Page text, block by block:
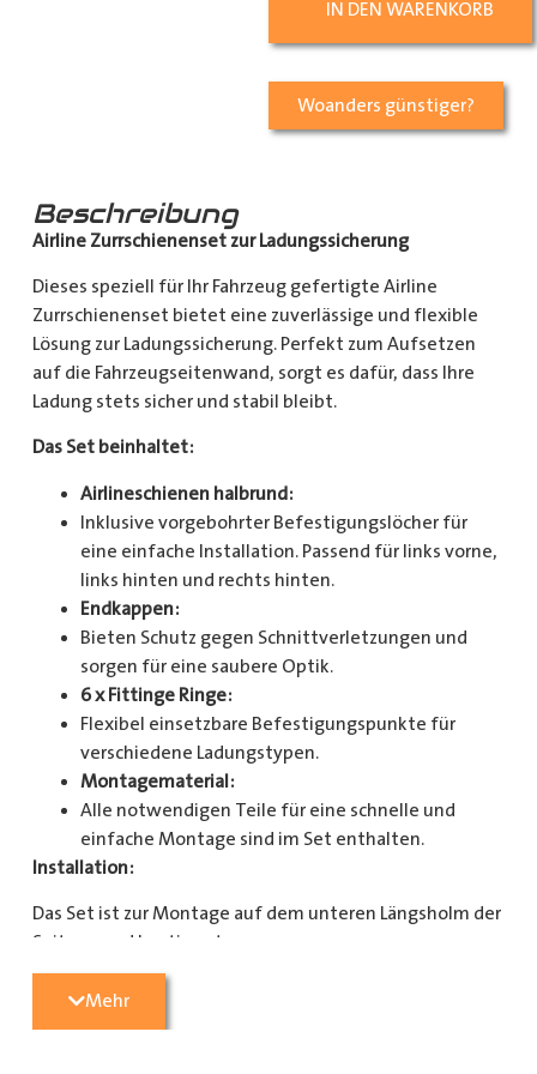
IN DEN WARENKORB
Woanders günstiger?
Beschreibung
Airline Zurrschienenset zur Ladungssicherung
Dieses speziell für Ihr Fahrzeug gefertigte Airline
Zurrschienenset bietet eine zuverlässige und flexible
Lösung zur Ladungssicherung. Perfekt zum Aufsetzen
auf die Fahrzeugseitenwand, sorgt es dafür, dass Ihre
Ladung stets sicher und stabil bleibt.
Das Set beinhaltet:
Airlineschienen halbrund:
Inklusive vorgebohrter Befestigungslöcher für
eine einfache Installation. Passend für links vorne,
links hinten und rechts hinten.
Endkappen:
Bieten Schutz gegen Schnittverletzungen und
sorgen für eine saubere Optik.
6 x Fittinge Ringe:
Flexibel einsetzbare Befestigungspunkte für
verschiedene Ladungstypen.
Montagematerial:
Alle notwendigen Teile für eine schnelle und
einfache Montage sind im Set enthalten.
Installation:
Das Set ist zur Montage auf dem unteren Längsholm der
Seitenwand bestimmt.
Mit diesem Zurrschienenset verbessern Sie die
Mehr